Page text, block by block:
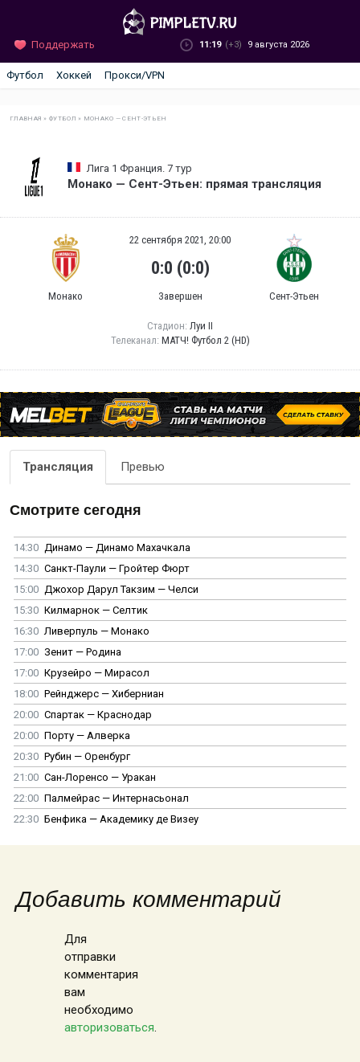
Поддержать 11:19 (+3) 9 августа 2026
Футбол Хоккей Прокси/VPN
ГЛАВНАЯ »ФУТБОЛ » МОНАКО — СЕНТ-ЭТЬЕН
Лига 1 Франция. 7 тур
Монако — Сент-Этьен: прямая трансляция
Монако
22 сентября 2021, 20:00
0:0 (0:0)
Завершен Сент-Этьен
Стадион: Луи II
Телеканал: МАТЧ! Футбол 2 (HD)
Трансляция Превью
Смотрите сегодня
14:30 Динамо — Динамо Махачкала
14:30 Санкт-Паули — Гройтер Фюрт
15:00 Джохор Дарул Такзим — Челси
15:30 Килмарнок — Селтик
16:30 Ливерпуль — Монако
17:00 Зенит — Родина
17:00 Крузейро — Мирасол
18:00 Рейнджерс — Хиберниан
20:00 Спартак — Краснодар
20:00 Порту — Алверка
20:30 Рубин — Оренбург
21:00 Сан-Лоренсо — Уракан
22:00 Палмейрас — Интернасьонал
22:30 Бенфика — Академику де Визеу
Добавить комментарий
Для
отправки
комментария
вам
необходимо
авторизоваться.